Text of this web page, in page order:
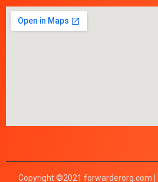
Copyright ©2021 forwarderorg.com |